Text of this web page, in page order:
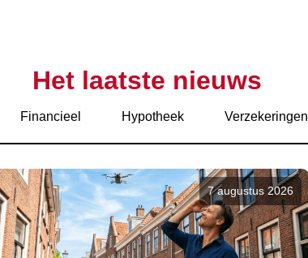
Het laatste nieuws
Financieel Hypotheek Verzekeringen
7 augustus 2026